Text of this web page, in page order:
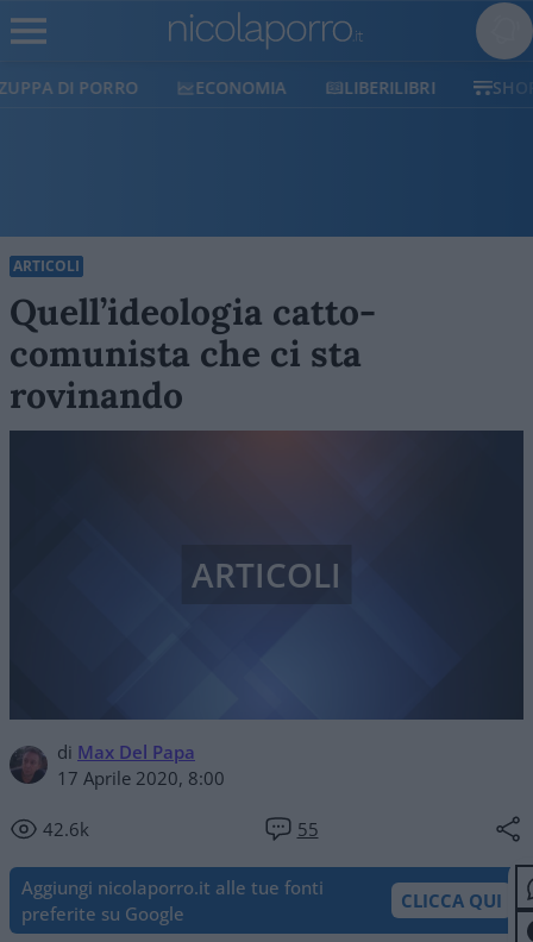
ECONOMIA LIBERILIBRI SHOP SOSTIENICI
ARTICOLI
Quell’ideologia catto-
comunista che ci sta
rovinando
di Max Del Papa
17 Aprile 2020, 8:00
42.6k 55
ARTICOLI
Aggiungi nicolaporro.it alle tue fonti
preferite su Google
CLICCA QUI